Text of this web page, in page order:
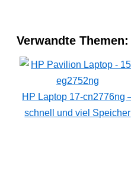
Verwandte Themen:
HP Laptop 17-cn2776ng
schnell und viel Speicher